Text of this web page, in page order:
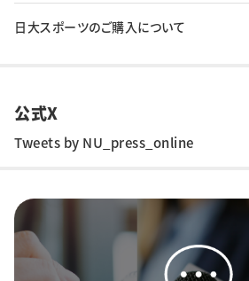
日大スポーツのご購入について
公式X
Tweets by NU_press_online